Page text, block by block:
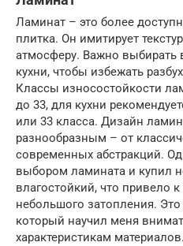
Ламинат – это более
плитка. Он имитирует
атмосферу. Важно выбирать
кухни, чтобы избежать
Классы износостойкости
до 33, для кухни
или 33 класса. Дизайн
разнообразным – от
современных абстракций.
выбором ламината и купил
влагостойкий, что привело
небольшого затопления.
который научил меня
характеристикам материалов.